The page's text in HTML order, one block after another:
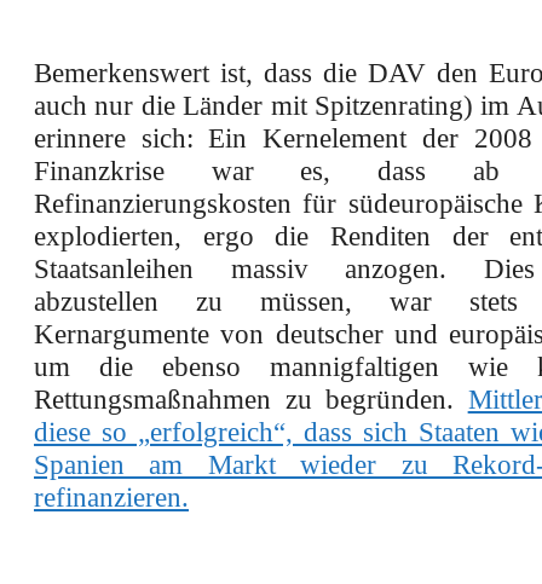
Bemerkenswert ist, dass die DAV den
auch nur die Länder mit Spitzenrating) im
erinnere sich: Ein Kernelement der 2008
Finanzkrise war es, dass ab
Refinanzierungskosten für südeuropäische
explodierten, ergo die Renditen der
Staatsanleihen massiv anzogen.
abzustellen zu müssen, war
Kernargumente von deutscher und
um die ebenso mannigfaltigen wie
Rettungsmaßnahmen zu begründen.
diese so „erfolgreich“, dass sich Staaten
Spanien am Markt wieder zu Rekord-
refinanzieren.